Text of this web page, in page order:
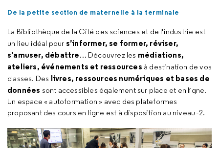
De la petite section de maternelle à la terminale
La Bibliothèque de la Cité des sciences et de l'industrie est
un lieu idéal pour s’informer, se former, réviser,
s’amuser, débattre… Découvrez les médiations,
ateliers, événements et ressources à destination de vos
classes. Des livres, ressources numériques et bases de
données sont accessibles également sur place et en ligne.
Un espace « autoformation » avec des plateformes
proposant des cours en ligne est à disposition au niveau -2.